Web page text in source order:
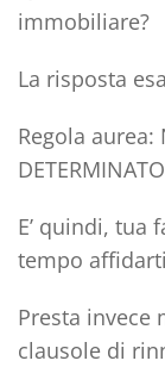
immobiliare?
La risposta
Regola aurea:
DETERMINATO
E’ quindi, tua
tempo
Presta invece
clausole di